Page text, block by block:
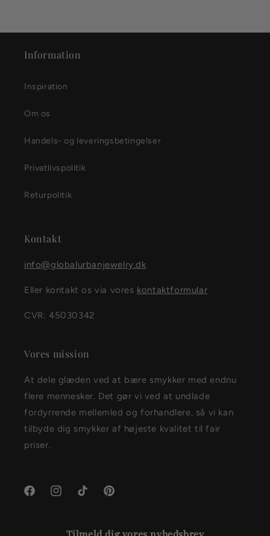
Information
Inspiration
Om os
Handels- og leveringsbetingelser
Privatlivspolitik
Returpolitik
Kontakt
info@globalurbanjewelry.dk
Eller kontakt os via vores kontaktformular
CVR: 45030342
Vores mission
At dele glæden ved at bære smykker med endnu
flere mennesker. Det gør vi ved at undlade
fordyrrende mellemled og forhandlere, så vi kan
tilbyde dig smykker af højeste kvalitet til fair
priser.
FacebookInstagramTikTok Pinterest